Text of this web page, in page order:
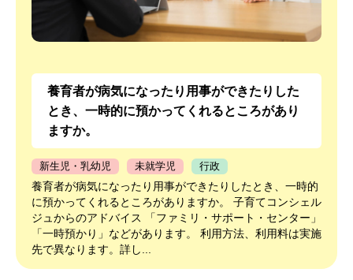
養育者が病気になったり用事ができたりした
とき、一時的に預かってくれるところがあり
ますか。
新生児・乳幼児 未就学児 行政
養育者が病気になったり用事ができたりしたとき、一時的
に預かってくれるところがありますか。 子育てコンシェル
ジュからのアドバイス 「ファミリ・サポート・センター」
「一時預かり」などがあります。 利用方法、利用料は実施
先で異なります。詳し...